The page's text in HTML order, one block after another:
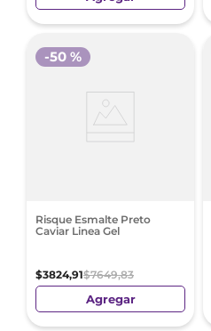
Risque Esmalte Preto
Caviar Linea Gel
$3824,91$7649,83
-50 %
Agregar